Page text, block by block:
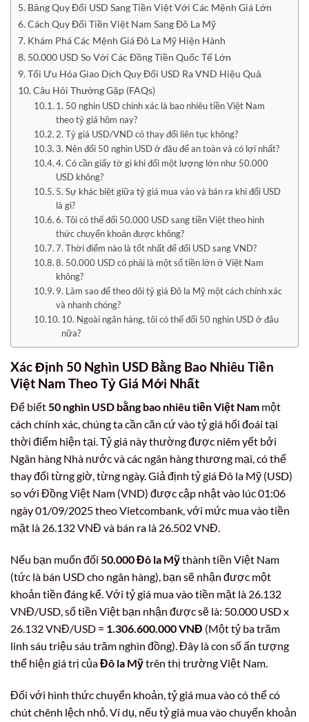
Bảng Quy Đổi USD Sang Tiền Việt Với Các Mệnh Giá Lớn
Cách Quy Đổi Tiền Việt Nam Sang Đô La Mỹ
Khám Phá Các Mệnh Giá Đô La Mỹ Hiện Hành
50.000 USD So Với Các Đồng Tiền Quốc Tế Lớn
Tối Ưu Hóa Giao Dịch Quy Đổi USD Ra VND Hiệu Quả
Câu Hỏi Thường Gặp (FAQs)
1. 50 nghìn USD chính xác là bao nhiêu tiền Việt Nam
theo tỷ giá hôm nay?
2. Tỷ giá USD/VND có thay đổi liên tục không?
3. Nên đổi 50 nghìn USD ở đâu để an toàn và có lợi nhất?
4. Có cần giấy tờ gì khi đổi một lượng lớn như 50.000
USD không?
5. Sự khác biệt giữa tỷ giá mua vào và bán ra khi đổi USD
là gì?
6. Tôi có thể đổi 50.000 USD sang tiền Việt theo hình
thức chuyển khoản được không?
7. Thời điểm nào là tốt nhất để đổi USD sang VND?
8. 50.000 USD có phải là một số tiền lớn ở Việt Nam
không?
9. Làm sao để theo dõi tỷ giá Đô la Mỹ một cách chính xác
và nhanh chóng?
10. Ngoài ngân hàng, tôi có thể đổi 50 nghìn USD ở đâu
nữa?
Xác Định 50 Nghìn USD Bằng Bao Nhiêu Tiền
Việt Nam Theo Tỷ Giá Mới Nhất
Để biết50 nghìn USD bằng bao nhiêu tiền Việt Nam một
cách chính xác, chúng ta cần căn cứ vào tỷ giá hối đoái tại
thời điểm hiện tại. Tỷ giá này thường được niêm yết bởi
Ngân hàng Nhà nước và các ngân hàng thương mại, có thể
thay đổi từng giờ, từng ngày. Giả định tỷ giá Đô la Mỹ (USD)
so với Đồng Việt Nam (VND) được cập nhật vào lúc 01:06
ngày 01/09/2025 theo Vietcombank, với mức mua vào tiền
mặt là 26.132 VNĐ và bán ra là 26.502 VNĐ.
Nếu bạn muốn đổi 50.000 Đô la Mỹthành tiền Việt Nam
(tức là bán USD cho ngân hàng), bạn sẽ nhận được một
khoản tiền đáng kể. Với tỷ giá mua vào tiền mặt là 26.132
VNĐ/USD, số tiền Việt bạn nhận được sẽ là: 50.000 USD x
26.132 VNĐ/USD = 1.306.600.000 VNĐ (Một tỷ ba trăm
linh sáu triệu sáu trăm nghìn đồng). Đây là con số ấn tượng
thể hiện giá trị củaĐô la Mỹtrên thị trường Việt Nam.
Đối với hình thức chuyển khoản, tỷ giá mua vào có thể có
chút chênh lệch nhỏ. Ví dụ, nếu tỷ giá mua vào chuyển khoản